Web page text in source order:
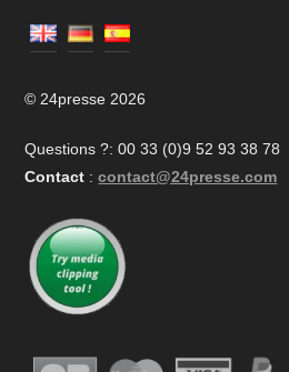
© 24presse 2026
Questions ?: 00 33 (0)9 52 93 38 78
Contact : contact@24presse.com